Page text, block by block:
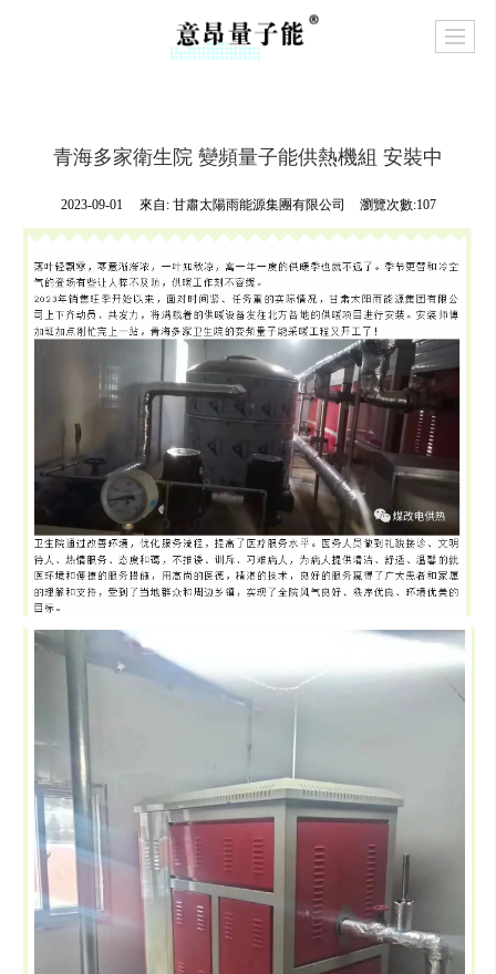
青海多家衛生院 變頻量子能供熱機組 安裝中
2023-09-01 來自: 甘肅太陽雨能源集團有限公司 瀏覽次數:107